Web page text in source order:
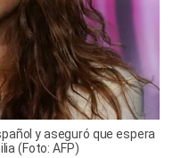
y aseguró que espera
(Foto: AFP)